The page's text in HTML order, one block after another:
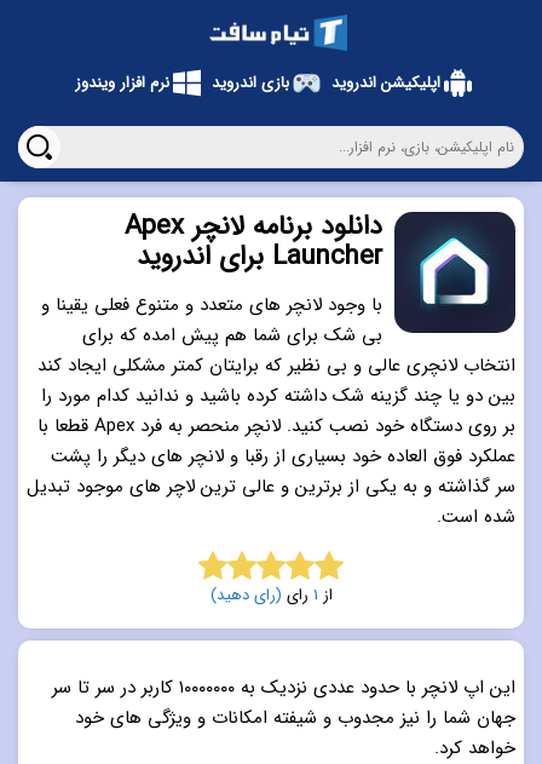
دانلود برنامه لانچر Apex
Launcher برای اندروید
با وجود لانچر های متعدد و متنوع فعلی یقینا و
بی شک برای شما هم پیش امده که برای
انتخاب لانچری عالی و بی نظیر که برایتان کمتر مشکلی ایجاد کند
بین دو یا چند گزینه شک داشته کرده باشید و ندانید کدام مورد را
بر روی دستگاه خود نصب کنید. لانچر منحصر به فرد Apex قطعا با
عملکرد فوق العاده خود بسیاری از رقبا و لانچر های دیگر را پشت
سر گذاشته و به یکی از برترین و عالی ترین لاچر های موجود تبدیل
شده است.
5.0 از 5 از 1 رای (رای دهید)
این اپ لانچر با حدود عددی نزدیک به ۱۰۰۰۰۰۰۰ کاربر در سر تا سر
جهان شما را نیز مجدوب و شیفته امکانات و ویژگی های خود
خواهد کرد.
اپلیکیشن اندروید بازی اندروید نرم افزار ویندوز